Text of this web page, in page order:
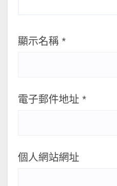
顯示名稱 *
電子郵件地址 *
個人網站網址